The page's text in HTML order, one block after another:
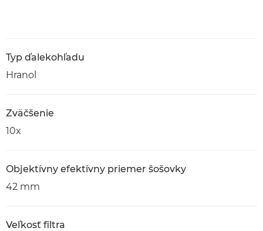
Typ ďalekohľadu
Hranol
Zväčšenie
10x
Objektívny efektívny priemer šošovky
42 mm
Veľkosť filtra